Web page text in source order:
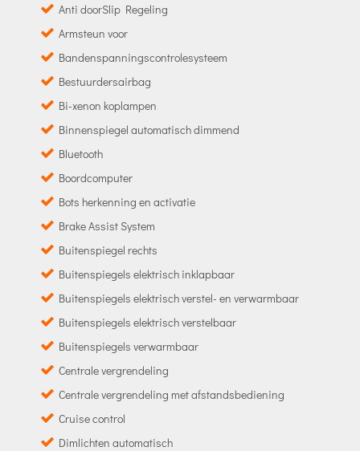
Anti doorSlip Regeling
Armsteun voor
Bandenspanningscontrolesysteem
Bestuurdersairbag
Bi-xenon koplampen
Binnenspiegel automatisch dimmend
Bluetooth
Boordcomputer
Bots herkenning en activatie
Brake Assist System
Buitenspiegel rechts
Buitenspiegels elektrisch inklapbaar
Buitenspiegels elektrisch verstel- en verwarmbaar
Buitenspiegels elektrisch verstelbaar
Buitenspiegels verwarmbaar
Centrale vergrendeling
Centrale vergrendeling met afstandsbediening
Cruise control
Dimlichten automatisch